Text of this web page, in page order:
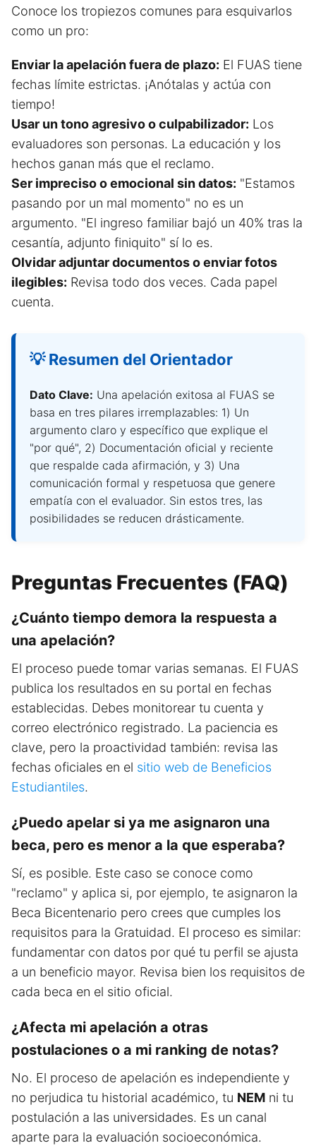
Conoce los tropiezos comunes para esquivarlos
como un pro:
Enviar la apelación fuera de plazo: El FUAS tiene
fechas límite estrictas. ¡Anótalas y actúa con
tiempo!
Usar un tono agresivo o culpabilizador: Los
evaluadores son personas. La educación y los
hechos ganan más que el reclamo.
Ser impreciso o emocional sin datos: "Estamos
pasando por un mal momento" no es un
argumento. "El ingreso familiar bajó un 40% tras la
cesantía, adjunto finiquito" sí lo es.
Olvidar adjuntar documentos o enviar fotos
ilegibles: Revisa todo dos veces. Cada papel
cuenta.
💡 Resumen del Orientador
Dato Clave: Una apelación exitosa al FUAS se
basa en tres pilares irremplazables: 1) Un
argumento claro y específico que explique el
"por qué", 2) Documentación oficial y reciente
que respalde cada afirmación, y 3) Una
comunicación formal y respetuosa que genere
empatía con el evaluador. Sin estos tres, las
posibilidades se reducen drásticamente.
Preguntas Frecuentes (FAQ)
¿Cuánto tiempo demora la respuesta a
una apelación?
El proceso puede tomar varias semanas. El FUAS
publica los resultados en su portal en fechas
establecidas. Debes monitorear tu cuenta y
correo electrónico registrado. La paciencia es
clave, pero la proactividad también: revisa las
fechas oficiales en el sitio web de Beneficios
Estudiantiles.
¿Puedo apelar si ya me asignaron una
beca, pero es menor a la que esperaba?
Sí, es posible. Este caso se conoce como
"reclamo" y aplica si, por ejemplo, te asignaron la
Beca Bicentenario pero crees que cumples los
requisitos para la Gratuidad. El proceso es similar:
fundamentar con datos por qué tu perfil se ajusta
a un beneficio mayor. Revisa bien los requisitos de
cada beca en el sitio oficial.
¿Afecta mi apelación a otras
postulaciones o a mi ranking de notas?
No. El proceso de apelación es independiente y
no perjudica tu historial académico, tu NEM ni tu
postulación a las universidades. Es un canal
aparte para la evaluación socioeconómica.